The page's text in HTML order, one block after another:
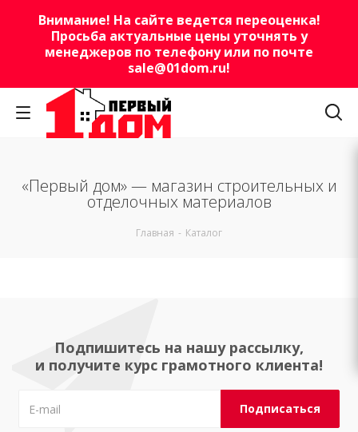
Внимание! На сайте ведется переоценка!
Просьба актуальные цены уточнять у
менеджеров по телефону или по почте
sale@01dom.ru!
«Первый дом» — магазин строительных и
отделочных материалов
Главная - Каталог
Подпишитесь на нашу рассылку,
и получите курс грамотного клиента!